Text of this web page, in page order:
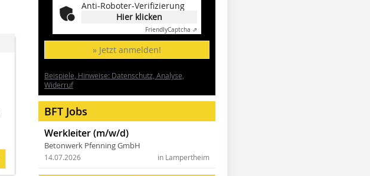
Anti-Roboter-Verifizierung
Hier klicken
FriendlyCaptcha ⇗
» Jetzt anmelden!
Beispiele, Hinweise: Datenschutz, Analyse,
Widerruf
BFT Jobs
Werkleiter (m/w/d)
Betonwerk Pfenning GmbH
in Lampertheim
14.07.2026